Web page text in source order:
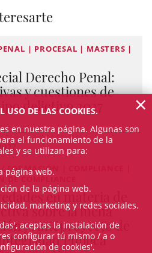
| PROCESAL | MASTERS |
Derecho Penal:
y cuestiones de
delictivo 2027
/ FORMACIÓN | COMPLIANCE |
DE COMPLIANCE
en materia de
sobre la lucha
y Anteproyecto de
Pública
USO DE LAS COOKIES.
en nuestra página. Algunas son
el funcionamiento de la
y se utilizan para:
página web.
de la página web.
marketing y redes sociales.
aceptas la instalación de
configurar tú mismo / a o
de cookies'.
×